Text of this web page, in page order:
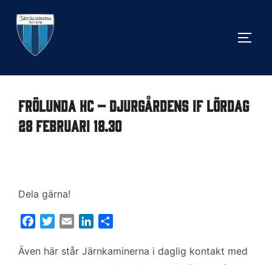
innehåll
FRÖLUNDA HC – DJURGÅRDENS IF LÖRDAG
28 Februari 18.30
Dela gärna!
c
i
a
n
l
Även här står Järnkaminerna i daglig kontakt med